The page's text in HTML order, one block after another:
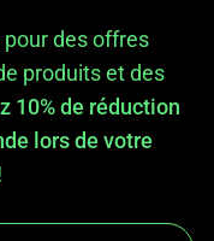
pour des offres
produits et des
10% de réduction
lors de votre